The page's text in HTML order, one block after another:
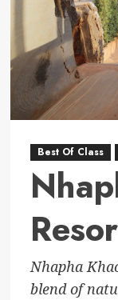
Best Of Class
Nhapha
blend of